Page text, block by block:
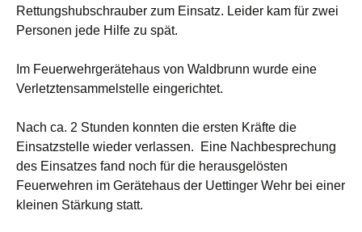
Rettungshubschrauber zum Einsatz. Leider kam für zwei
Personen jede Hilfe zu spät.
Im Feuerwehrgerätehaus von Waldbrunn wurde eine
Verletztensammelstelle eingerichtet.
Nach ca. 2 Stunden konnten die ersten Kräfte die
Einsatzstelle wieder verlassen. Eine Nachbesprechung
des Einsatzes fand noch für die herausgelösten
Feuerwehren im Gerätehaus der Uettinger Wehr bei einer
kleinen Stärkung statt.